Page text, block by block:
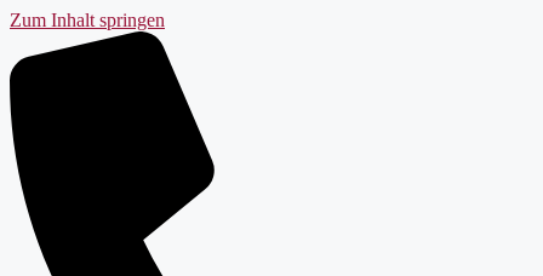
Zum Inhalt springen